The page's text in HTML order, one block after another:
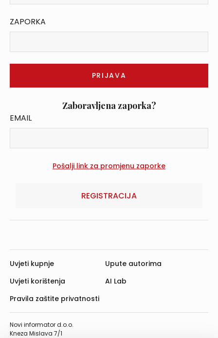
ZAPORKA
Zaboravljena zaporka?
EMAIL
REGISTRACIJA
Novi informator d.o.o.
Kneza Mislava 7/1
Uvjeti kupnje
Uvjeti korištenja
Pravila zaštite privatnosti
Upute autorima
AI Lab